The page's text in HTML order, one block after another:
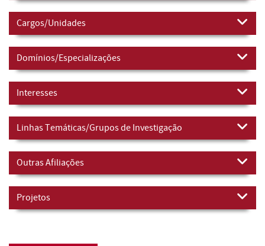
Cargos/Unidades
Domínios/Especializações
Interesses
Linhas Temáticas/Grupos de Investigação
Outras Afiliações
Projetos